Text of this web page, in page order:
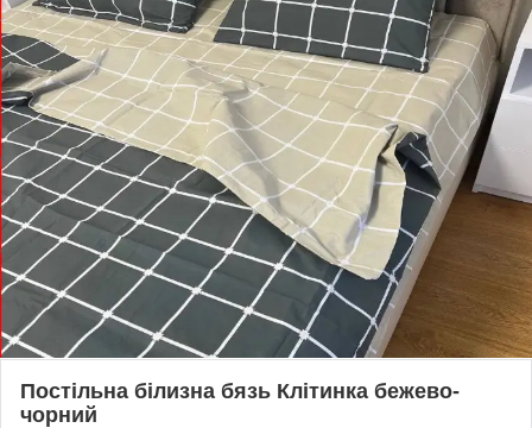
Постільна білизна бязь Клітинка бежево-
чорний